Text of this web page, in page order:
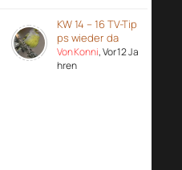
KW 14 – 16 TV-Tip
ps wieder da
Von Konni, Vor 12 Ja
hren